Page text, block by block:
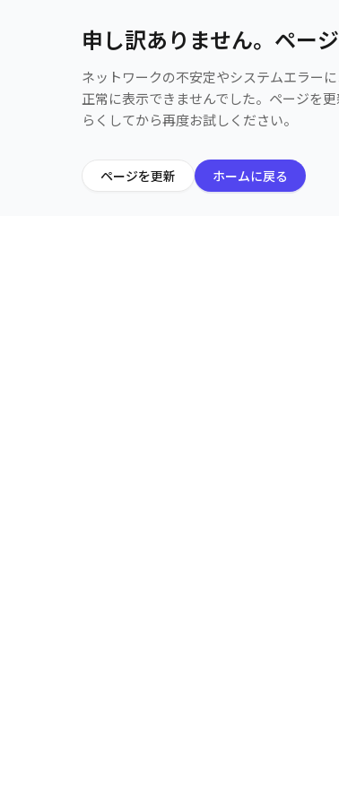
申し訳ありません。ペー
ネットワークの不安定やシステムエラー
正常に表示できませんでした。ページを
らくしてから再度お試しください。
ページを更新 ホームに戻る